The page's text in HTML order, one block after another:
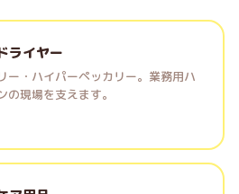
ライヤー
ー・ハイパーペッカリー。業務用ハ
の現場を支えます。